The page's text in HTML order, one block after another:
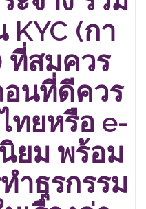
(กา
ที่สมควร
อนที่ดีควร
ทยหรือ e-
ยม พร้อม
ำธุรกรรม